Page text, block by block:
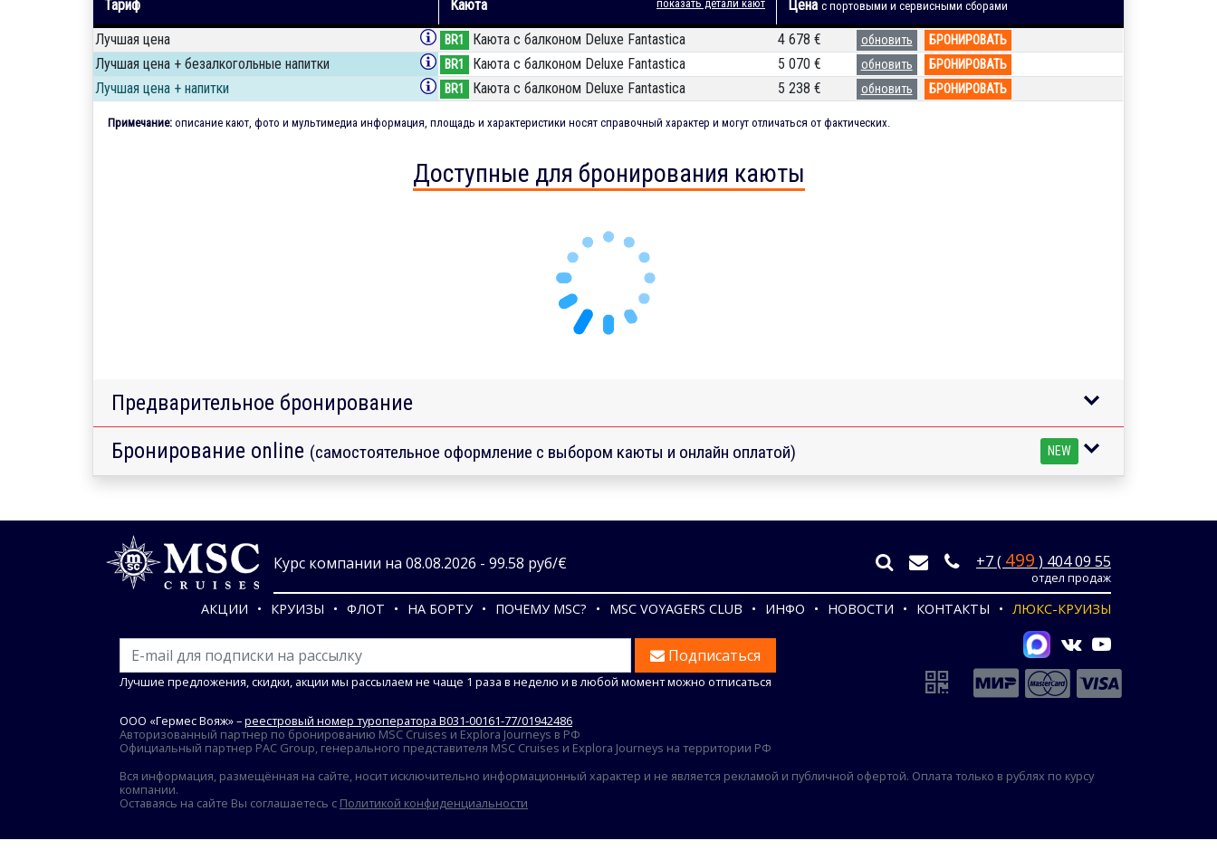
Тариф Каюта показать детали кают Цена с портовыми и сервисными сборами
Лучшая цена BR1 Каюта с балконом Deluxe Fantastica 4 678 € обновить БРОНИРОВАТЬ
Лучшая цена + безалкогольные напитки BR1 Каюта с балконом Deluxe Fantastica 5 070 € обновить БРОНИРОВАТЬ
Лучшая цена + напитки BR1 Каюта с балконом Deluxe Fantastica 5 238 € обновить БРОНИРОВАТЬ
Примечание: описание кают, фото и мультимедиа информация, площадь и характеристики носят справочный характер и могут отличаться от фактических.
Доступные для бронирования каюты
Предварительное бронирование
Бронирование online (самостоятельное оформление с выбором каюты и онлайн оплатой) NEW
Курс компании на 08.08.2026 - 99.58 руб/€ +7 ( 499 ) 404 09 55
отдел продаж
АКЦИИ КРУИЗЫ ФЛОТ НА БОРТУ ПОЧЕМУ MSC? MSC VOYAGERS CLUB ИНФО НОВОСТИ КОНТАКТЫ ЛЮКС-КРУИЗЫ
Подписаться
Лучшие предложения, скидки, акции мы рассылаем не чаще 1 раза в неделю и в любой момент можно отписаться
ООО «Гермес Вояж» –реестровый номер туроператора В031-00161-77/01942486
Авторизованный партнер по бронированию MSC Cruises и Explora Journeys в РФ
Официальный партнер PAC Group, генерального представителя MSC Cruises и Explora Journeys на территории РФ
Вся информация, размещённая на сайте, носит исключительно информационный характер и не является рекламой и публичной офертой. Оплата только в рублях по курсу
компании.
Оставаясь на сайте Вы соглашаетесь с Политикой конфиденциальности